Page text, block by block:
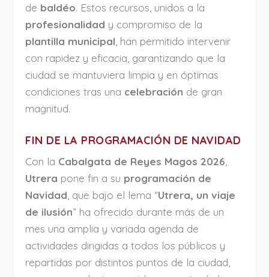
de baldéo. Estos recursos, unidos a la
profesionalidad y compromiso de la
plantilla municipal , han permitido intervenir
con rapidez y eficacia, garantizando que la
ciudad se mantuviera limpia y en óptimas
condiciones tras una celebración de gran
magnitud.
FIN DE LA PROGRAMACIÓN DE NAVIDAD
Con la Cabalgata de Reyes Magos 2026
Utrera pone fin a su programación de
Navidad , que bajo el lema “Utrera, un viaje
de ilusión” ha ofrecido durante más de un
mes una amplia y variada agenda de
actividades dirigidas a todos los públicos y
repartidas por distintos puntos de la ciudad,